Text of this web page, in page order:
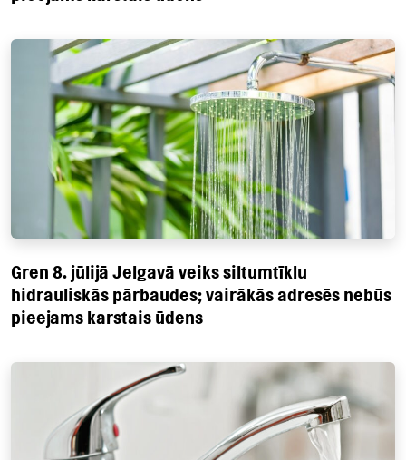
Gren 8. jūlijā Jelgavā veiks siltumtīklu
hidrauliskās pārbaudes; vairākās adresēs nebūs
pieejams karstais ūdens